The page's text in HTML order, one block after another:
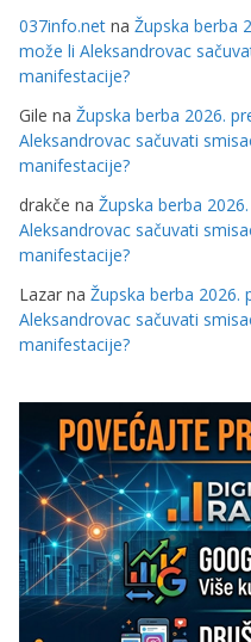
037info.net na Župska berba
može li Aleksandrovac
manifestacije?
Gile na Župska berba 2026.
Aleksandrovac sačuvati
manifestacije?
drakče na Župska berba
Aleksandrovac sačuvati
manifestacije?
Lazar na Župska berba 2026.
Aleksandrovac sačuvati
manifestacije?